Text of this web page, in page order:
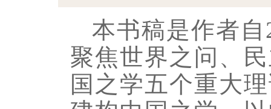
本书稿是作者
聚焦世界之问、
国之学五个重大